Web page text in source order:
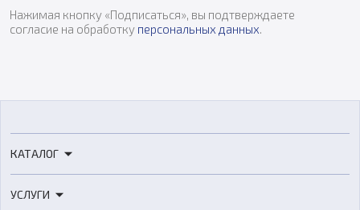
Нажимая кнопку «Подписаться», вы подтверждаете
согласие на обработку персональных данных
КАТАЛОГ
3D-сканеры
УСЛУГИ